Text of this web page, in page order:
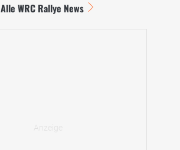
Alle WRC Rallye News